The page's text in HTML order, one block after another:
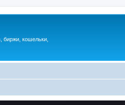
биржи, кошельки,